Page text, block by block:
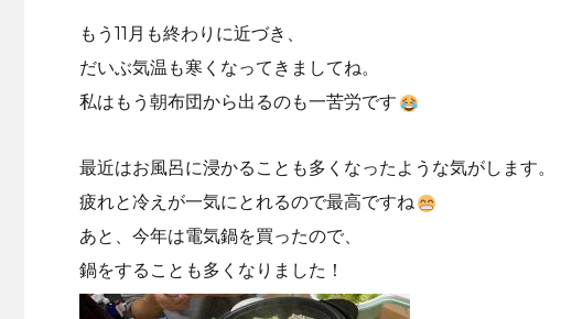
もう11月も終わりに近づき、
だいぶ気温も寒くなってきましてね。
私はもう朝布団から出るのも一苦労です
最近はお風呂に浸かることも多くなったような気がします。
疲れと冷えが一気にとれるので最高ですね
あと、今年は電気鍋を買ったので、
鍋をすることも多くなりました！